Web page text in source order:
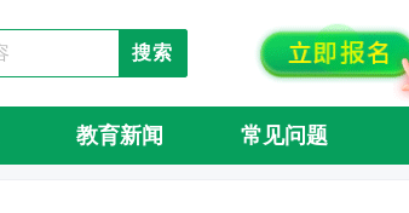
搜索
教育新闻 常见问题